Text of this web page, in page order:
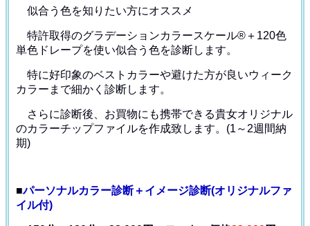
似合う色を知りたい方にオススメ
特許取得のグラデーションカラースケール®＋120色
単色ドレープを使い似合う色を診断します。
特に好印象のベストカラーや避けた方が良いウィーク
カラー まで細かく診断します。
さらに診断後、お買物にも携帯できる貴女オリジナル
のカラーチップファイルを作成致します。(1～2週間納
期)
■パーソナルカラー診断＋イメージ診断(オリジナルファ
イル付)